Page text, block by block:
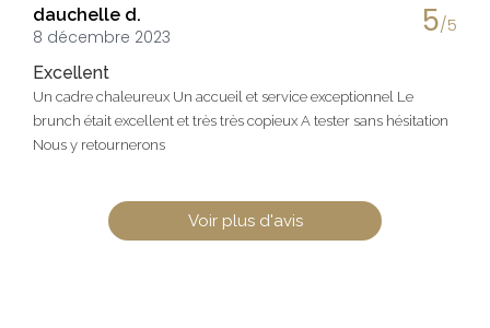
dauchelle d.
8 décembre 2023 5/5
Excellent
Un cadre chaleureux Un accueil et service exceptionnel Le
brunch était excellent et très très copieux A tester sans hésitation
Nous y retournerons
Voir plus d'avis